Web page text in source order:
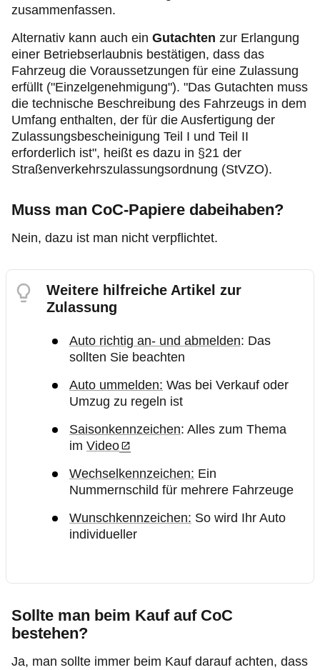
zusammenfassen.
Alternativ kann auch ein Gutachten zur Erlangung
einer Betriebserlaubnis bestätigen, dass das
Fahrzeug die Voraussetzungen für eine Zulassung
erfüllt ("Einzelgenehmigung"). "Das Gutachten muss
die technische Beschreibung des Fahrzeugs in dem
Umfang enthalten, der für die Ausfertigung der
Zulassungsbescheinigung Teil I und Teil II
erforderlich ist", heißt es dazu in §21 der
Straßenverkehrszulassungsordnung (StVZO).
Muss man CoC-Papiere dabeihaben?
Nein, dazu ist man nicht verpflichtet.
Weitere hilfreiche Artikel zur
Zulassung
Auto richtig an- und abmelden: Das
sollten Sie beachten
Auto ummelden: Was bei Verkauf oder
Umzug zu regeln ist
Saisonkennzeichen: Alles zum Thema
im Video
Wechselkennzeichen: Ein
Nummernschild für mehrere Fahrzeuge
Wunschkennzeichen: So wird Ihr Auto
individueller
Sollte man beim Kauf auf CoC
bestehen?
Ja, man sollte immer beim Kauf darauf achten, dass